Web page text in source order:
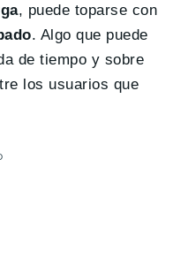
, puede toparse con
. Algo que puede
de tiempo y sobre
los usuarios que